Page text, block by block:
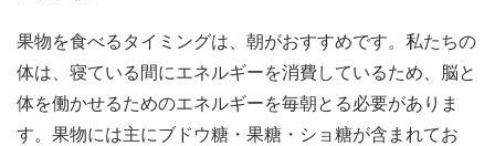
果物を食べるタイミングは、朝がおすすめです。私たちの
体は、寝ている間にエネルギーを消費しているため、脳と
体を働かせるためのエネルギーを毎朝とる必要がありま
す。果物には主にブドウ糖・果糖・ショ糖が含まれてお